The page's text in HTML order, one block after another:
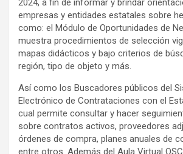
2024, a fin de informar y brindar
empresas y entidades estatales sobre
como: el Módulo de Oportunidades de
muestra procedimientos de selección
mapas didácticos y bajo criterios de
región, tipo de objeto y más.
Así como los Buscadores públicos del
Electrónico de Contrataciones con el
cual permite consultar y hacer
sobre contratos activos, proveedores
órdenes de compra, planes anuales de
entre otros. Además del Aula Virtual